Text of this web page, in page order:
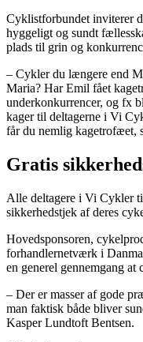
Cyklistforbundet inviterer
hyggeligt og sundt
plads til grin og
– Cykler du længere end
Maria? Har Emil fået
underkonkurrencer, og fx
kager til deltagerne i Vi
får du nemlig kagetrofæet,
Gratis
Alle deltagere i Vi Cykler
sikkerhedstjek af deres
Hovedsponsoren,
forhandlernetværk i
en generel gennemgang at
– Der er masser af gode
man faktisk både bliver
Kasper Lundtoft Bentsen.